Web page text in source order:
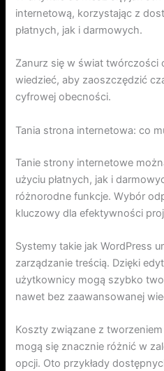
internetową, korzystając z
płatnych, jak i darmowych.
Zanurz się w świat twórczości
wiedzieć, aby zaoszczędzić
cyfrowej obecności.
Tania strona internetowa: co
Tanie strony internetowe
użyciu płatnych, jak i
różnorodne funkcje. Wybór
kluczowy dla efektywności
Systemy takie jak WordPress
zarządzanie treścią. Dzięki
użytkownicy mogą szybko
nawet bez zaawansowanej
Koszty związane z
mogą się znacznie różnić w
opcji. Oto przykłady